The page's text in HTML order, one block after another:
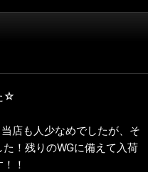
☆
店も人少なめでしたが、そ
！残りのWGに備えて入荷
！